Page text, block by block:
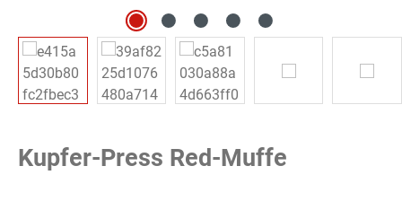
Kupfer-Press Red-Muffe